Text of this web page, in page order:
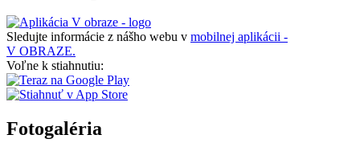
Sledujte informácie z nášho webu v mobilnej aplikácii -
V OBRAZE.
Voľne k stiahnutiu:
Fotogaléria